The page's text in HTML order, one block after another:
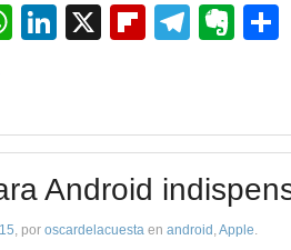
WhatsApp
LinkedIn
X Flipboard
Android
, por oscardelacuesta en android ,Apple.